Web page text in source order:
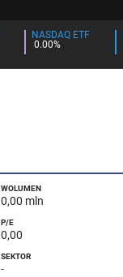
NASDAQ ETF
0.00%
WOLUMEN
0,00 mln
P/E
0,00
SEKTOR
-